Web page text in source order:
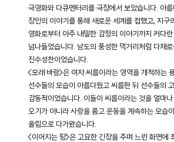
극영화와 다큐멘터리를 극장에서 보았습니다. 아
장인의 이야기를 통해 새로운 세계를 접했고, 지구
영화로부터 아주 내밀한 감정의 이야기까지 커다
넘나들었습니다. 남도의 풍성한 먹거리처럼 다채로
진수성찬이었습니다.
<모래 바람>은 여자 씨름이라는 영역을 개척하는
선수들의 모습이 아름다웠고 씨름판 뒤 선수들의
감동적이었습니다. 이들이 씨름이라는 것을 얼마
오기가 아니라 사랑을 품고 운동을 계속하는 모습
울림으로 다가왔습니다.
<이어지는 땅>은 고요한 긴장을 주며 느린 화면에